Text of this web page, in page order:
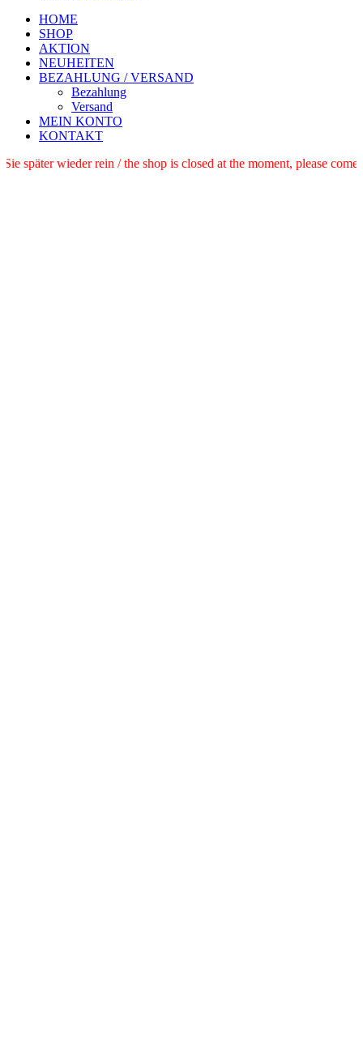
HOME
SHOP
AKTION
NEUHEITEN
BEZAHLUNG / VERSAND
Bezahlung
Versand
MEIN KONTO
KONTAKT
schauen Sie später wieder rein / the shop is closed at the moment,